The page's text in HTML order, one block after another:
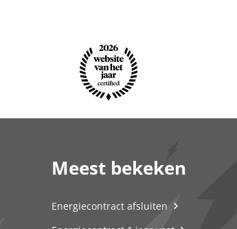
Meest bekeken
Energiecontract afsluiten